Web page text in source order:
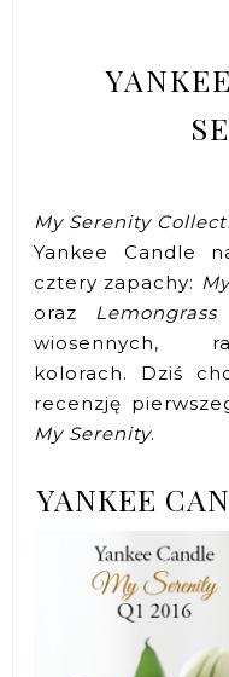
My Serenity
Yankee Candle
cztery zapachy:
oraz
wiosennych,
kolorach. Dziś
recenzję
My Serenity.
YANKEE